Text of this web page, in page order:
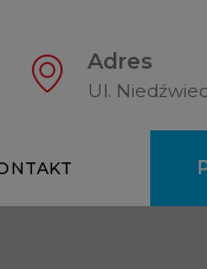
Adres
Ul.